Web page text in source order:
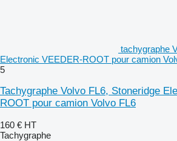
tachygraphe
Electronic VEEDER-ROOT pour camion
5
Tachygraphe Volvo FL6, Stoneridge
ROOT pour camion Volvo FL6
160 € HT
Tachygraphe